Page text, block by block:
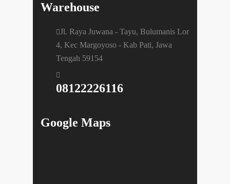
Warehouse
Jl. Raya Juwana - Tayu, Bulumanis Lor
4, Kec Margoyoso - Kab Pati, Jawa
Tengah 59154
08122226116
Google Maps